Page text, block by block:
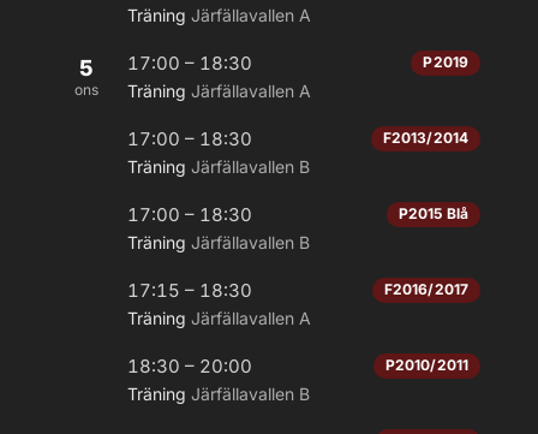
Träning Järfällavallen A
5
ons
17:00 – 18:30 P2019
Träning Järfällavallen A
17:00 – 18:30 F2013/2014
Träning Järfällavallen B
17:00 – 18:30 P2015 Blå
Träning Järfällavallen B
17:15 – 18:30 F2016/2017
Träning Järfällavallen A
18:30 – 20:00 P2010/2011
Träning Järfällavallen B